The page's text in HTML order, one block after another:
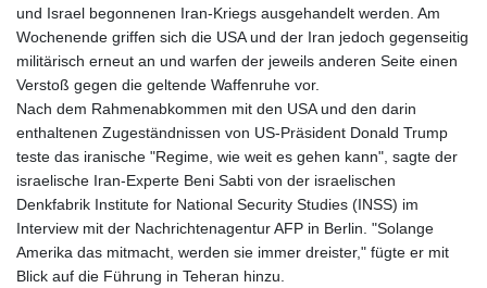
und Israel begonnenen Iran-Kriegs ausgehandelt werden. Am
Wochenende griffen sich die USA und der Iran jedoch gegenseitig
militärisch erneut an und warfen der jeweils anderen Seite einen
Verstoß gegen die geltende Waffenruhe vor.
Nach dem Rahmenabkommen mit den USA und den darin
enthaltenen Zugeständnissen von US-Präsident Donald Trump
teste das iranische "Regime, wie weit es gehen kann", sagte der
israelische Iran-Experte Beni Sabti von der israelischen
Denkfabrik Institute for National Security Studies (INSS) im
Interview mit der Nachrichtenagentur AFP in Berlin. "Solange
Amerika das mitmacht, werden sie immer dreister," fügte er mit
Blick auf die Führung in Teheran hinzu.